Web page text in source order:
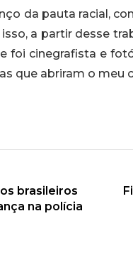
da pauta racial,
isso, a partir desse
foi cinegrafista e
que abriram o meu
brasileiros
na polícia